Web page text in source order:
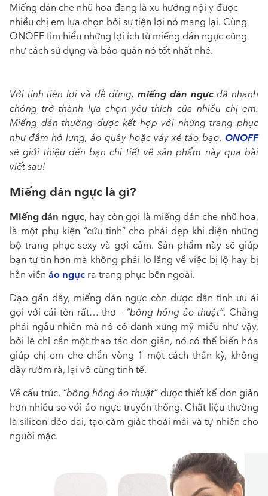
Miếng dán che nhũ hoa đang là xu hướng nội y được
nhiều chị em lựa chọn bởi sự tiện lợi nó mang lại. Cùng
ONOFF tìm hiểu những lợi ích từ miếng dán ngực cũng
như cách sử dụng và bảo quản nó tốt nhất nhé.
Với tính tiện lợi và dễ dùng,miếng dán ngựcđã nhanh
chóng trở thành lựa chọn yêu thích của nhiều chị em.
Miếng dán thường được kết hợp với những trang phục
như đầm hở lưng, áo quây hoặc váy xẻ táo bạo. ONOFF
sẽ giới thiệu đến bạn chi tiết về sản phẩm này qua bài
viết sau!
Miếng dán ngực là gì?
Miếng dán ngực, hay còn gọi là miếng dán che nhũ hoa,
là một phụ kiện “cứu tinh” cho phái đẹp khi diện những
bộ trang phục sexy và gợi cảm. Sản phẩm này sẽ giúp
bạn tự tin hơn mà không phải lo lắng về việc bị lộ hay bị
hằn viền áo ngực ra trang phục bên ngoài.
Dạo gần đây, miếng dán ngực còn được dân tình ưu ái
gọi với cái tên rất… thơ – “bông hồng ảo thuật”. Chẳng
phải ngẫu nhiên mà nó có danh xưng mỹ miều như vậy,
bởi lẽ chỉ cần một thao tác đơn giản, nó có thể biến hóa
giúp chị em che chắn vòng 1 một cách thần kỳ, không
dây rườm rà, lại vô cùng tinh tế.
Về cấu trúc, “bông hồng ảo thuật”được thiết kế đơn giản
hơn nhiều so với áo ngực truyền thống. Chất liệu thường
là silicon dẻo dai, tạo cảm giác thoải mái và tự nhiên cho
người mặc.